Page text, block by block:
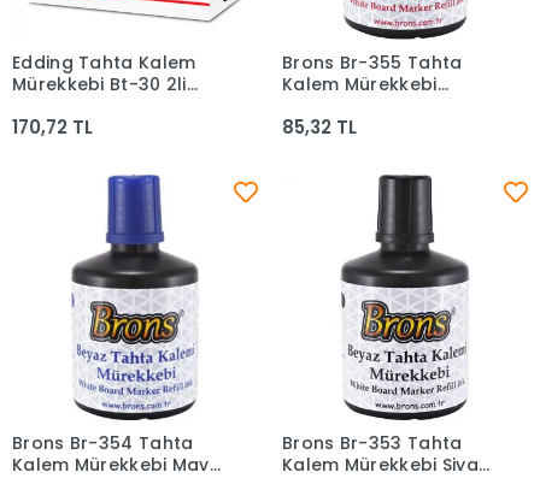
Sepete Ekle
Edding Tahta Kalem
Mürekkebi Bt-30 2li
170,72 TL
Sepete Ekle
Brons Br-355 Tahta
Kalem Mürekkebi
85,32 TL
Sepete Ekle
Brons Br-354 Tahta
Kalem Mürekkebi Mavi
Sepete Ekle
Brons Br-353 Tahta
Kalem Mürekkebi Siyah